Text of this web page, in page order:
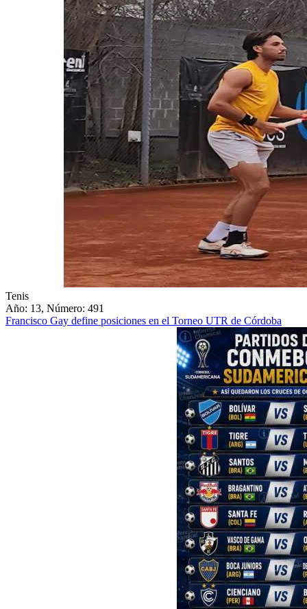
Tenis
Año: 13, Número: 491
Francisco Gay define posiciones en el Torneo UTR de Córdoba